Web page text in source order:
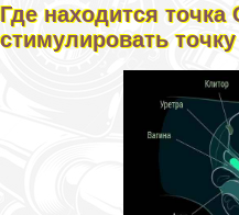
Где находится
стимулировать